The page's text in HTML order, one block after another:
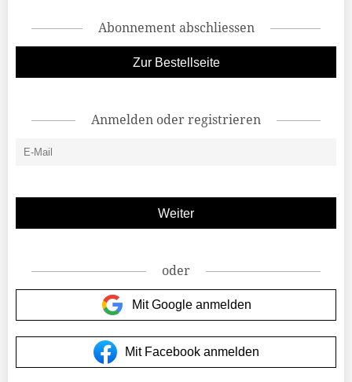
Abonnement abschliessen
Zur Bestellseite
Anmelden oder registrieren
oder
Mit Google anmelden
Mit Facebook anmelden